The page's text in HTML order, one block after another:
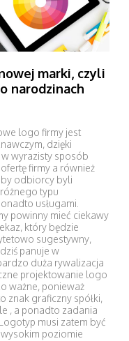
marki, czyli
narodzinach
logo firmy jest
dzięki
wyrazisty sposób
firmy a również
odbiorcy byli
typu
usługami.
powinny mieć ciekawy
który będzie
sugestywny,
panuje w
duża rywalizacja
projektowanie logo
ważne, ponieważ
znak graficzny spółki,
, a ponadto zadania
musi zatem być
poziomie